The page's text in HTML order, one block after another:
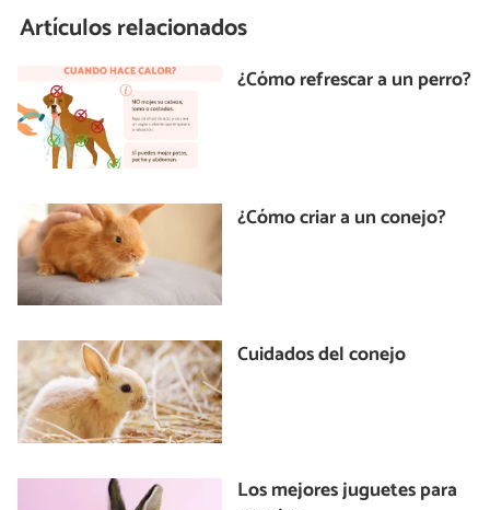
Artículos relacionados
¿Cómo refrescar a un perro?
¿Cómo criar a un conejo?
Cuidados del conejo
Los mejores juguetes para